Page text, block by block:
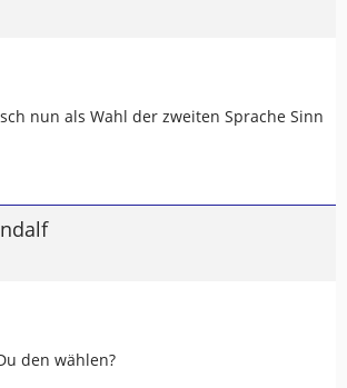
nun als Wahl der zweiten Sprache Sinn
den wählen?